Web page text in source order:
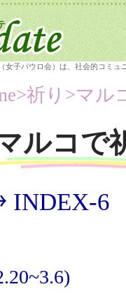
女子パウロ会）は、社会的コミ
>祈り>マル
ルコで
INDEX-6